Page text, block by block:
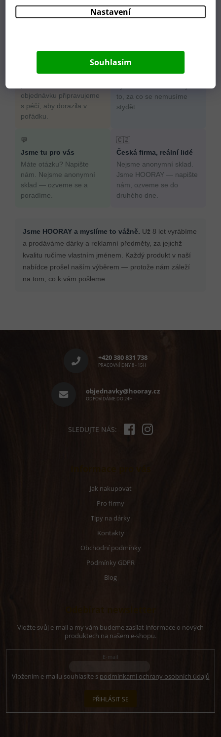
Nastavení
Souhlasím
Proč nakoupit u HOORAY?
Pečlivost jako od
Věříme, že dárek má
objednávku připravujeme
s péčí, aby dorazila v
pořádku.
Odborný výběr produktů
Každý produkt v naší
nabídce prošel naším
to, za co se nemusíme
stydět.
💬
Jsme tu pro vás
Máte otázku? Napište
nám. Nejsme anonymní
sklad — ozveme se a
poradíme.
🇨🇿
Česká firma, reální lidé
Nejsme anonymní sklad.
Jsme HOORAY — napište
nám, ozveme se do
druhého dne.
Jsme HOORAY a myslíme to vážně. Už 8 let vyrábíme
a prodáváme dárky a reklamní předměty, za jejichž
kvalitu ručíme vlastním jménem. Každý produkt v naší
nabídce prošel naším výběrem — protože nám záleží
na tom, co k vám pošleme.
+420 380 831 738
PRACOVNÍ DNY 8 - 15H
objednavky@hooray.cz
ODPOVÍDÁME DO 24H
SLEDUJTE NÁS:
Jak nakupovat
Pro firmy
Tipy na dárky
Kontakty
Obchodní podmínky
Podmínky GDPR
Blog
Vložte svůj e-mail a my vám budeme zasílat informace o nových
produktech na našem e-shopu.
E-mail
Vložením e-mailu souhlasíte s podmínkami ochrany osobních údajů
PŘIHLÁSIT SE